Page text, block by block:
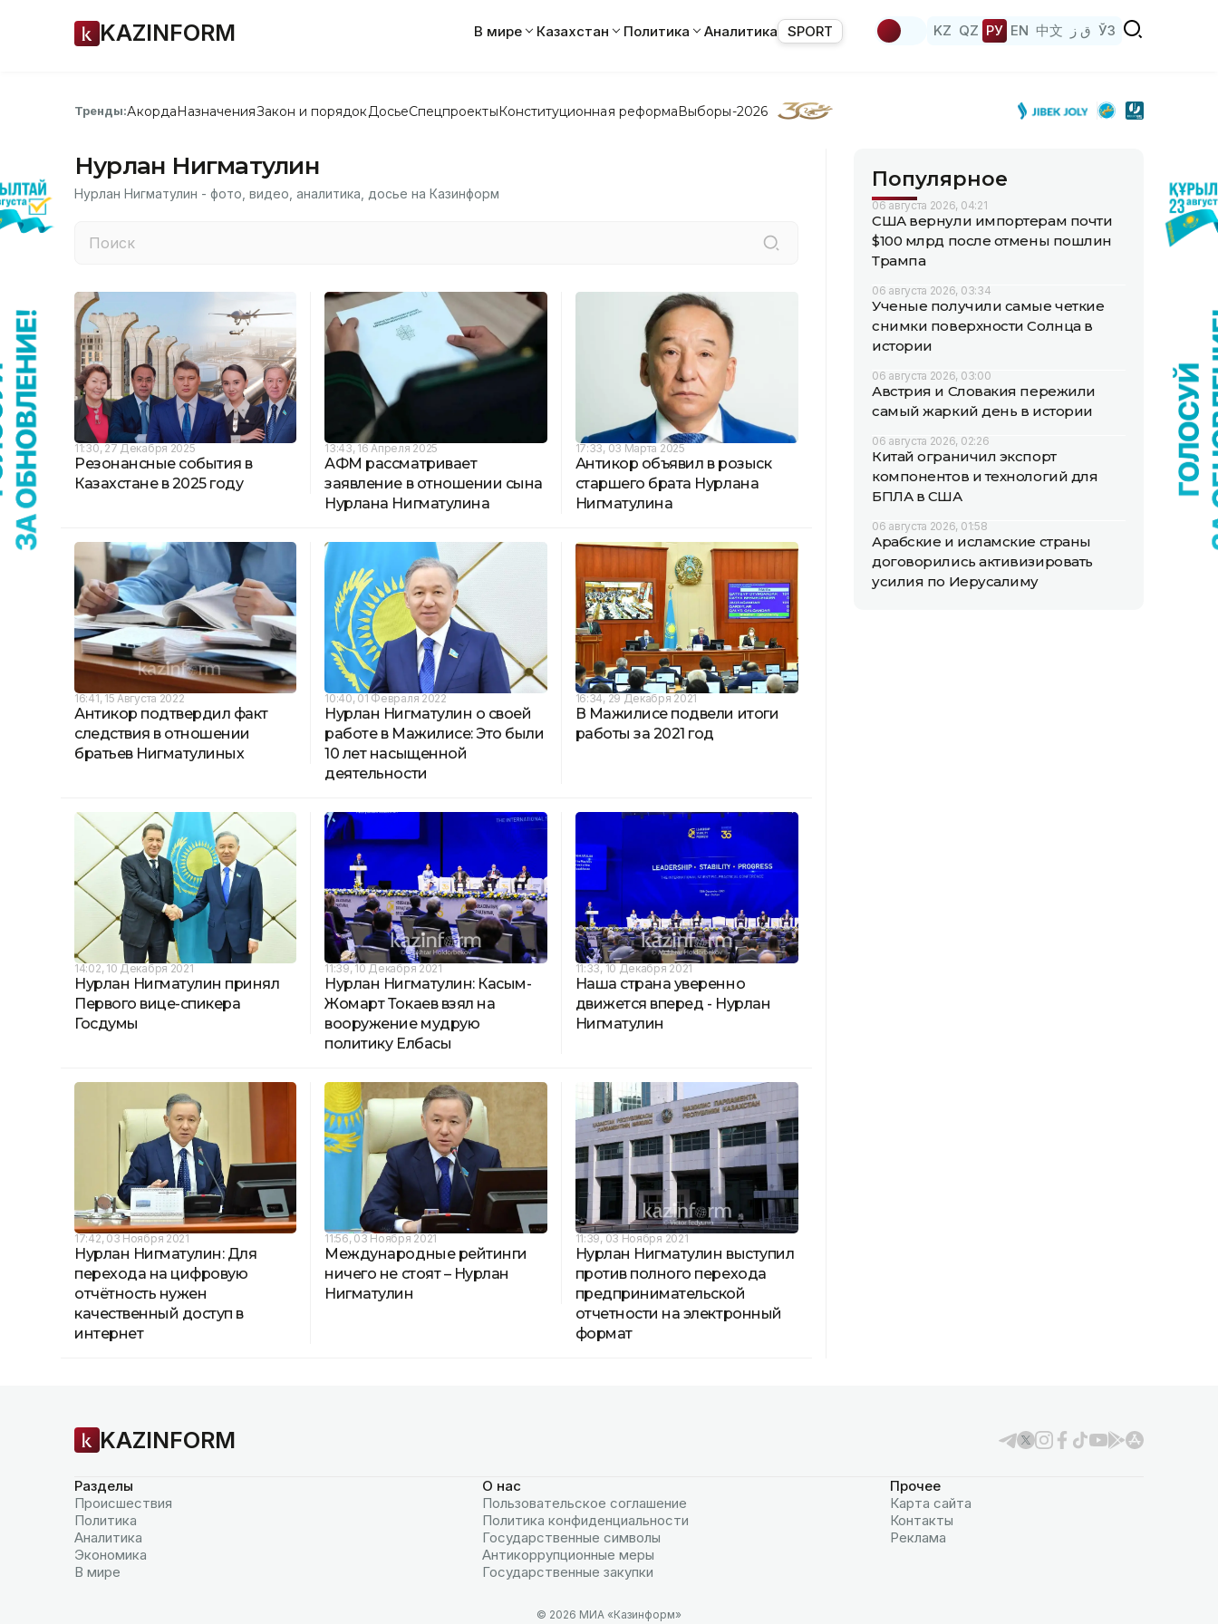
KAZINFORM В мире Казахстан Политика Аналитика SPORT KZ QZ РУ EN 中文 ق ز ЎЗ
Тренды:АкордаНазначенияЗакон и порядок ДосьеСпецпроектыКонституционная реформаВыборы-2026
Нурлан Нигматулин
Нурлан Нигматулин - фото, видео, аналитика, досье на Казинформ
11:30, 27 Декабря 2025
Резонансные события в
Казахстане в 2025 году
13:43, 16 Апреля 2025
АФМ рассматривает
заявление в отношении сына
Нурлана Нигматулина
17:33, 03 Марта 2025
Антикор объявил в розыск
старшего брата Нурлана
Нигматулина
16:41, 15 Августа 2022
Антикор подтвердил факт
следствия в отношении
братьев Нигматулиных
10:40, 01 Февраля 2022
Нурлан Нигматулин о своей
работе в Мажилисе: Это были
10 лет насыщенной
деятельности
16:34, 29 Декабря 2021
В Мажилисе подвели итоги
работы за 2021 год
14:02, 10 Декабря 2021
Нурлан Нигматулин принял
Первого вице-спикера
Госдумы
11:39, 10 Декабря 2021
Нурлан Нигматулин: Касым-
Жомарт Токаев взял на
вооружение мудрую
политику Елбасы
11:33, 10 Декабря 2021
Наша страна уверенно
движется вперед - Нурлан
Нигматулин
17:42, 03 Ноября 2021
Нурлан Нигматулин: Для
перехода на цифровую
отчётность нужен
качественный доступ в
интернет
11:56, 03 Ноября 2021
Международные рейтинги
ничего не стоят – Нурлан
Нигматулин
11:39, 03 Ноября 2021
Нурлан Нигматулин выступил
против полного перехода
предпринимательской
отчетности на электронный
формат
Популярное
06 августа 2026, 04:21
США вернули импортерам почти
$100 млрд после отмены пошлин
Трампа
06 августа 2026, 03:34
Ученые получили самые четкие
снимки поверхности Солнца в
истории
06 августа 2026, 03:00
Австрия и Словакия пережили
самый жаркий день в истории
06 августа 2026, 02:26
Китай ограничил экспорт
компонентов и технологий для
БПЛА в США
06 августа 2026, 01:58
Арабские и исламские страны
договорились активизировать
усилия по Иерусалиму
KAZINFORM
Разделы
Происшествия
Политика
Аналитика
Экономика
В мире
О нас
Пользовательское соглашение
Политика конфиденциальности
Государственные символы
Антикоррупционные меры
Государственные закупки
Прочее
Карта сайта
Контакты
Реклама
© 2026 МИА «Казинформ»